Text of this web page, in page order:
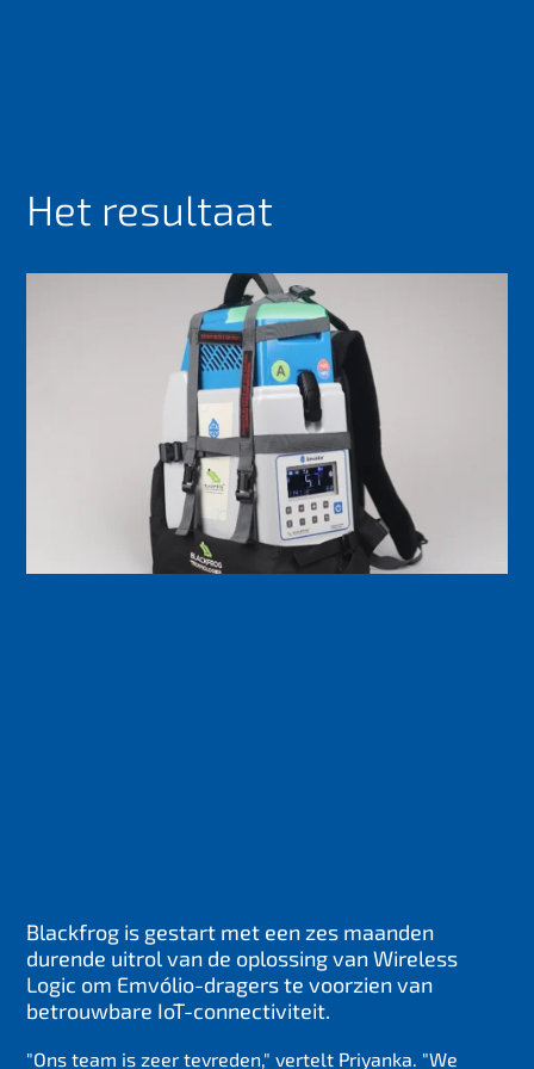
Het resultaat
Blackfrog is gestart met een zes maanden
durende uitrol van de oplossing van Wireless
Logic om Emvólio-dragers te voorzien van
betrouwbare IoT-connectiviteit.
"Ons team is zeer tevreden," vertelt Priyanka. "We